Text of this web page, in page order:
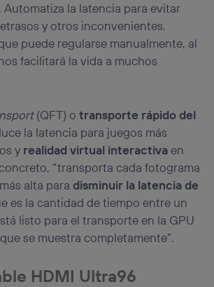
. Automatiza la latencia para evitar
y otros inconvenientes.
puede regularse manualmente, al
facilitará la vida a muchos
(QFT) otransporte rápido del
la latencia para juegos más
y realidad virtual interactivaen
“transporta cada fotograma
alta paradisminuir la latencia de
es la cantidad de tiempo entre un
listo para el transporte en la GPU
se muestra completamente”.
HDMI Ultra96